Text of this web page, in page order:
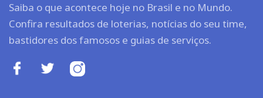
Saiba o que acontece hoje no Brasil e no Mundo.
Confira resultados de loterias, notícias do seu time,
bastidores dos famosos e guias de serviços.